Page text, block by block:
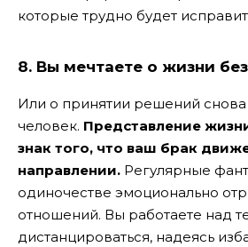
которые трудно будет
8. Вы мечтаете о жизни без
Или о принятии решений
человек. Представление
знак того, что ваш брак
направлении. Регулярные
одиночестве эмоционально
отношений. Вы работаете над
дистанцироваться, надеясь